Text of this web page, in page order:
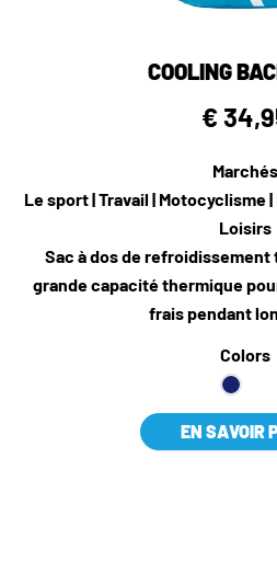
COOLING
€
Marchés
Le sport | Travail | Motocyclisme
Loisirs
Sac à dos de
grande capacité thermique
frais pendant
Colors
EN SAVOIR